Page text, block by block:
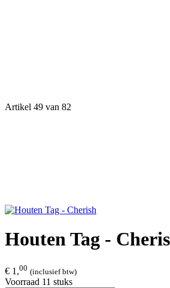
Artikel 49 van 82
Houten Tag -
€ 1,00 (inclusief btw)
Voorraad 11 stuks